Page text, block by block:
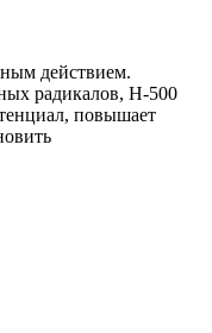
действием.
радикалов, H-500
повышает